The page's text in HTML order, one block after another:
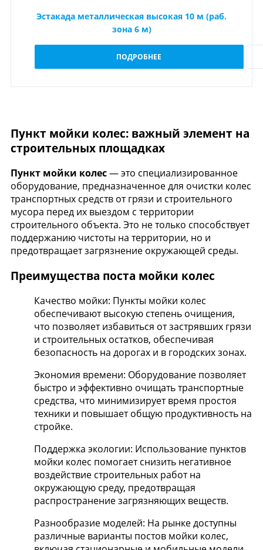
Эстакада металлическая высокая 10 м (раб.
зона 6 м)
ПОДРОБНЕЕ
Пункт мойки колес: важный элемент на
строительных площадках
Пункт мойки колес— это специализированное
оборудование, предназначенное для очистки колес
транспортных средств от грязи и строительного
мусора перед их выездом с территории
строительного объекта. Это не только способствует
поддержанию чистоты на территории, но и
предотвращает загрязнение окружающей среды.
Преимущества поста мойки колес
Качество мойки: Пункты мойки колес
обеспечивают высокую степень очищения,
что позволяет избавиться от застрявших грязи
и строительных остатков, обеспечивая
безопасность на дорогах и в городских зонах.
Экономия времени: Оборудование позволяет
быстро и эффективно очищать транспортные
средства, что минимизирует время простоя
техники и повышает общую продуктивность на
стройке.
Поддержка экологии: Использование пунктов
мойки колес помогает снизить негативное
воздействие строительных работ на
окружающую среду, предотвращая
распространение загрязняющих веществ.
Разнообразие моделей: На рынке доступны
различные варианты постов мойки колес,